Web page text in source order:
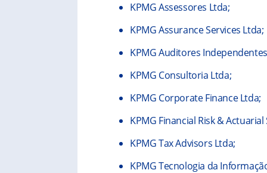
KPMG Assessores Ltda;
KPMG Assurance Services Ltda;
KPMG Auditores
KPMG Consultoria Ltda;
KPMG Corporate Finance Ltda;
KPMG Financial Risk &
KPMG Tax Advisors Ltda;
KPMG Tecnologia da